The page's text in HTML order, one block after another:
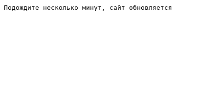
Подождите несколько минут, сайт обновляется